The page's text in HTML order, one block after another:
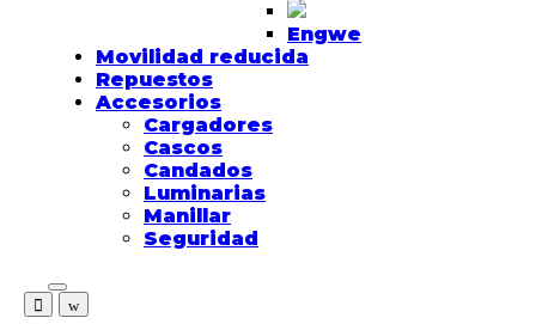
Engwe
Movilidad reducida
Repuestos
Accesorios
Cargadores
Cascos
Candados
Luminarias
Manillar
Seguridad